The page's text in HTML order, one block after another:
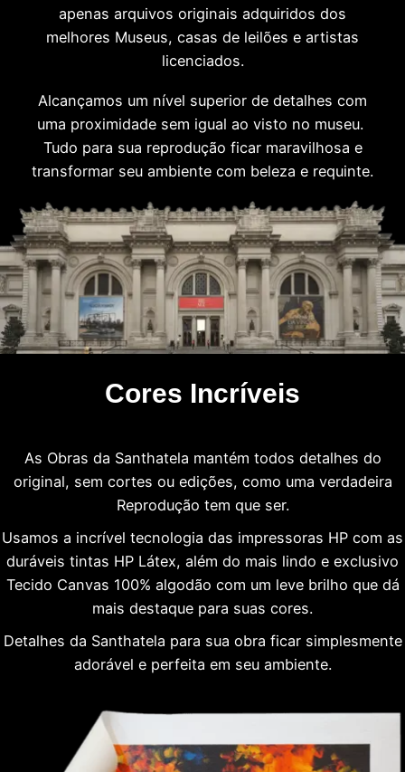
apenas arquivos originais adquiridos dos
melhores Museus, casas de leilões e artistas
licenciados.
Alcançamos um nível superior de detalhes com
uma proximidade sem igual ao visto no museu.
Tudo para sua reprodução ficar maravilhosa e
transformar seu ambiente com beleza e requinte.
Cores Incríveis
As Obras da Santhatela mantém todos detalhes do
original, sem cortes ou edições, como uma verdadeira
Reprodução tem que ser.
Usamos a incrível tecnologia das impressoras HP com as
duráveis tintas HP Látex, além do mais lindo e exclusivo
Tecido Canvas 100% algodão com um leve brilho que dá
mais destaque para suas cores.
Detalhes da Santhatela para sua obra ficar simplesmente
adorável e perfeita em seu ambiente.